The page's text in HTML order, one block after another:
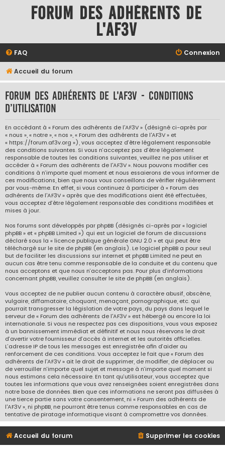
Forum des adhérents de
l'AF3V
FAQ Connexion
Accueil du forum
Forum des adhérents de l'AF3V - Conditions
d’utilisation
En accédant à « Forum des adhérents de l'AF3V » (désigné ci-après par
« nous », « notre », « nos », « Forum des adhérents de l'AF3V » et
« https://forum.af3v.org »), vous acceptez d’être légalement responsable
des conditions suivantes. Si vous n’acceptez pas d’être légalement
responsable de toutes les conditions suivantes, veuillez ne pas utiliser et
accéder à « Forum des adhérents de l'AF3V ». Nous pouvons modifier ces
conditions à n’importe quel moment et nous essaierons de vous informer de
ces modifications, bien que nous vous conseillons de vérifier régulièrement
par vous-même. En effet, si vous continuez à participer à « Forum des
adhérents de l'AF3V » après que des modifications aient été effectuées,
vous acceptez d’être légalement responsable des conditions modifiées et
mises à jour.
Nos forums sont développés par phpBB (désignés ci-après par « logiciel
phpBB » et « phpBB Limited ») qui est un logiciel de forum de discussions
déclaré sous la « licence publique générale GNU 2.0 » et qui peut être
téléchargé sur le site de phpBB (en anglais). Le logiciel phpBB a pour seul
but de faciliter les discussions sur internet et phpBB Limited ne peut en
aucun cas être tenu comme responsable de la conduite et du contenu que
nous acceptons et que nous n’acceptons pas. Pour plus d’informations
concernant phpBB, veuillez consulter le site de phpBB (en anglais).
Vous acceptez de ne publier aucun contenu à caractère abusif, obscène,
vulgaire, diffamatoire, choquant, menaçant, pornographique, etc. qui
pourrait transgresser la législation de votre pays, du pays dans lequel le
serveur de « Forum des adhérents de l'AF3V » est hébergé ou encore la loi
internationale. Si vous ne respectez pas ces dispositions, vous vous exposez
à un bannissement immédiat et définitif et nous nous réservons le droit
d’avertir votre fournisseur d’accès à internet et les autorités officielles.
L’adresse IP de tous les messages est enregistrée afin d’aider au
renforcement de ces conditions. Vous acceptez le fait que « Forum des
adhérents de l'AF3V » ait le droit de supprimer, de modifier, de déplacer ou
de verrouiller n’importe quel sujet et message à n’importe quel moment si
nous estimons cela nécessaire. En tant qu’utilisateur, vous acceptez que
toutes les informations que vous avez renseignées soient enregistrées dans
notre base de données. Bien que ces informations ne seront pas diffusées à
une tierce partie sans votre consentement, ni « Forum des adhérents de
l'AF3V », ni phpBB, ne pourront être tenus comme responsables en cas de
tentative de piratage informatique visant à compromettre vos données.
Accueil du forum Supprimer les cookies